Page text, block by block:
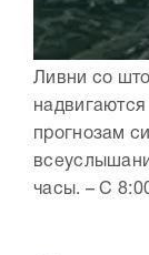
Ливни со
прогнозам
часы. – С